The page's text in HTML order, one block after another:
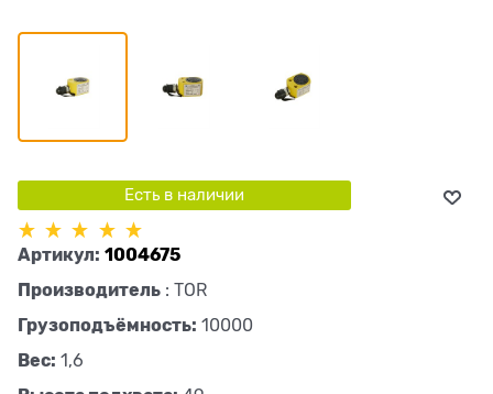
Есть в наличии
Артикул: 1004675
Производитель : TOR
Грузоподъёмность: 10000
Вес: 1,6